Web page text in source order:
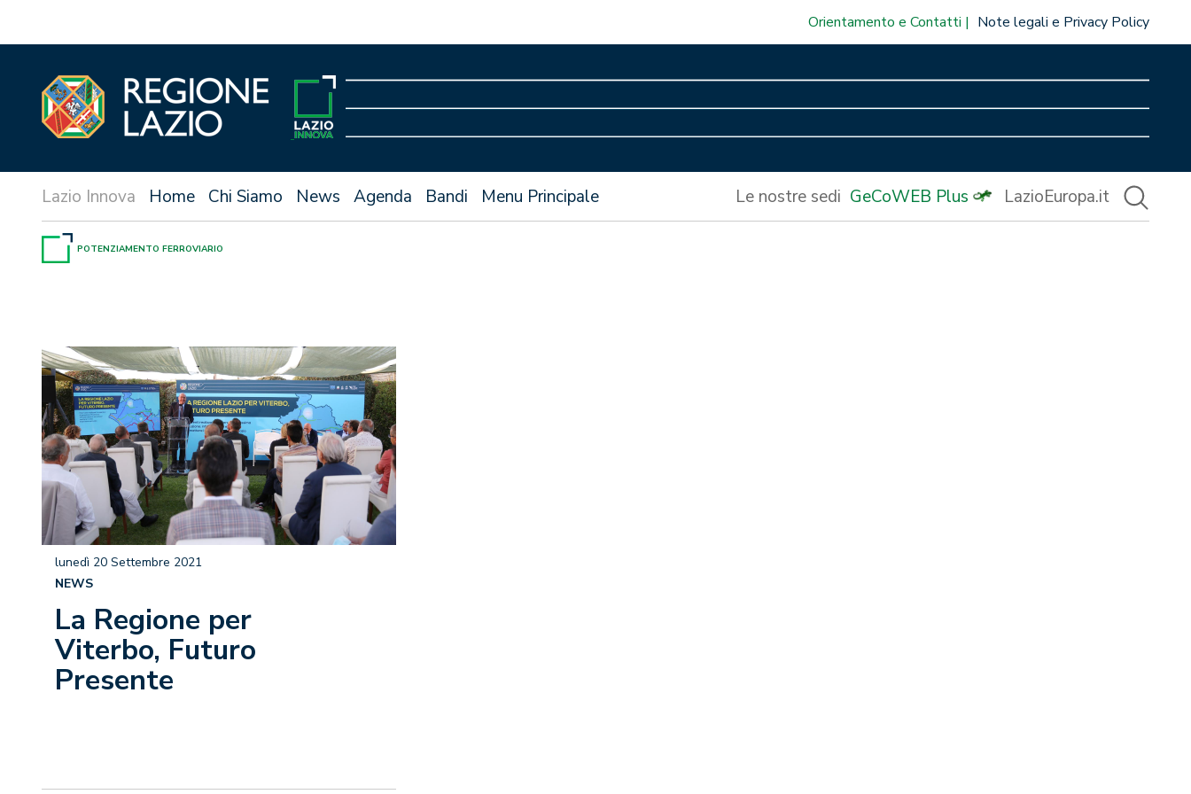
Orientamento e Contatti Note legali e Privacy Policy
Home Chi Siamo News Agenda Bandi Menu Principale Le nostre sedi GeCoWEB Plus LazioEuropa.it
POTENZIAMENTO FERROVIARIO
La Regione per
Viterbo, Futuro
Presente
lunedì 20 Settembre 2021
NEWS